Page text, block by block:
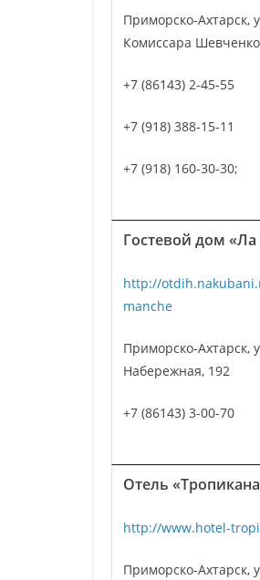
Приморско-Ахтарск,
Комиссара
+7 (86143) 2-45-55
+7 (918) 388-15-11
+7 (918) 160-30-30;
Гостевой дом
http://
manche
Приморско-Ахтарск,
Набережная, 192
+7 (86143) 3-00-70
Отель
http://www.hotel-
Приморско-Ахтарск,